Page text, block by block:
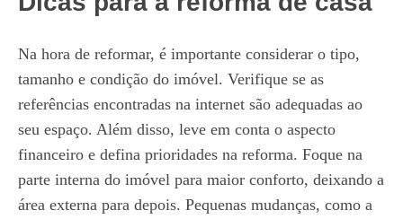
Na hora de reformar, é importante considerar o tipo,
tamanho e condição do imóvel. Verifique se as
referências encontradas na internet são adequadas ao
seu espaço. Além disso, leve em conta o aspecto
financeiro e defina prioridades na reforma. Foque na
parte interna do imóvel para maior conforto, deixando a
área externa para depois. Pequenas mudanças, como a